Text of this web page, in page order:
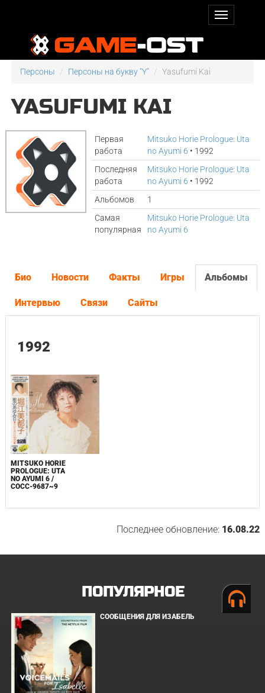
Персоны Персоны на букву "Y" Yasufumi Kai
YASUFUMI KAI
Первая
работа
Mitsuko Horie Prologue: Uta
no Ayumi 6 • 1992
Последняя
работа
Mitsuko Horie Prologue: Uta
no Ayumi 6 • 1992
Альбомов
1
Самая
популярная
Mitsuko Horie Prologue: Uta
no Ayumi 6
Био Новости Факты Игры Альбомы
Интервью Связи Сайты
1992
MITSUKO HORIE
PROLOGUE: UTA
NO AYUMI 6 /
COCC-9687~9
Последнее обновление: 16.08.22
ПОПУЛЯРНОЕ
СООБЩЕНИЯ ДЛЯ ИЗАБЕЛЬ